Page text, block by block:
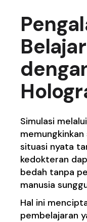
Simulasi
situasi nyata
kedokteran
bedah tanpa
manusia
Hal ini
pembelajaran